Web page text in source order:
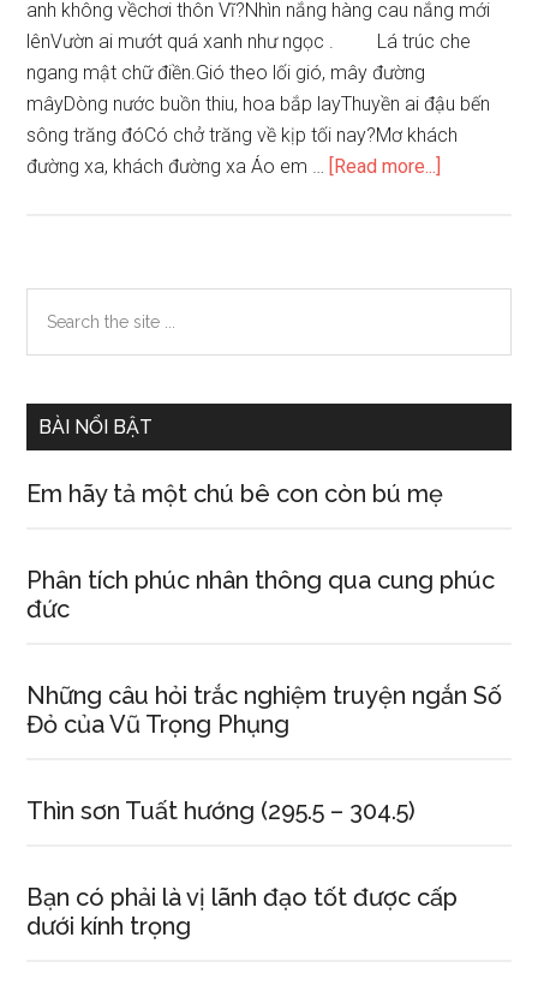
anh không vềchơi thôn Vĩ?Nhìn nắng hàng cau nắng mới
lênVườn ai mướt quá xanh như ngọc . Lá trúc che
ngang mật chữ điền.Gió theo lối gió, mây đường
mâyDòng nước buồn thiu, hoa bắp layThuyền ai đậu bến
sông trăng đóCó chở trăng về kịp tối nay?Mơ khách
đường xa, khách đường xa Áo em … [Read more...]
thơ
thôn
của
Mặc
Primary
Sidebar
the
BÀI NỔI BẬT
Em hãy tả một chú bê con còn bú mẹ
Phân tích phúc nhân thông qua cung phúc
đức
Những câu hỏi trắc nghiệm truyện ngắn Số
Đỏ của Vũ Trọng Phụng
Thìn sơn Tuất hướng (295.5 – 304.5)
Bạn có phải là vị lãnh đạo tốt được cấp
dưới kính trọng